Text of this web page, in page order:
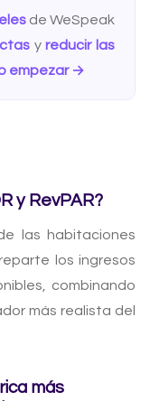
de WeSpeak
yreducir las
empezar →
y RevPAR?
las habitaciones
los ingresos
combinando
más realista del
más